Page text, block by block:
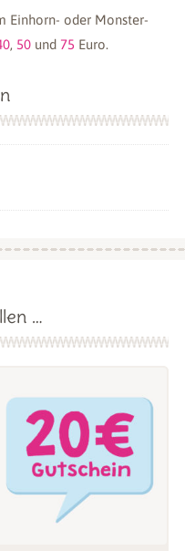
Einhorn- oder Monster-
, 50und 75 Euro.
…